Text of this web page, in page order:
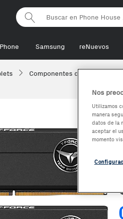
Phonehouse
Samsung reNuevos
Componentes de ordenadores
Nos
Utilizamos
manera
datos de la
aceptar el
momento